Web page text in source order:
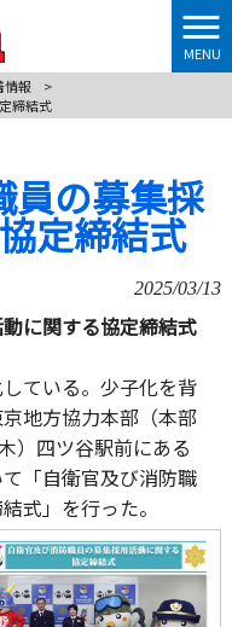
MENU
情報
>
締結式
員の募集採
定締結式
2025/03/13
に関する協定締結式
ている。少子化を背
地方協力本部（本部
）四ツ谷駅前にある
「自衛官及び消防職
式」を行った。